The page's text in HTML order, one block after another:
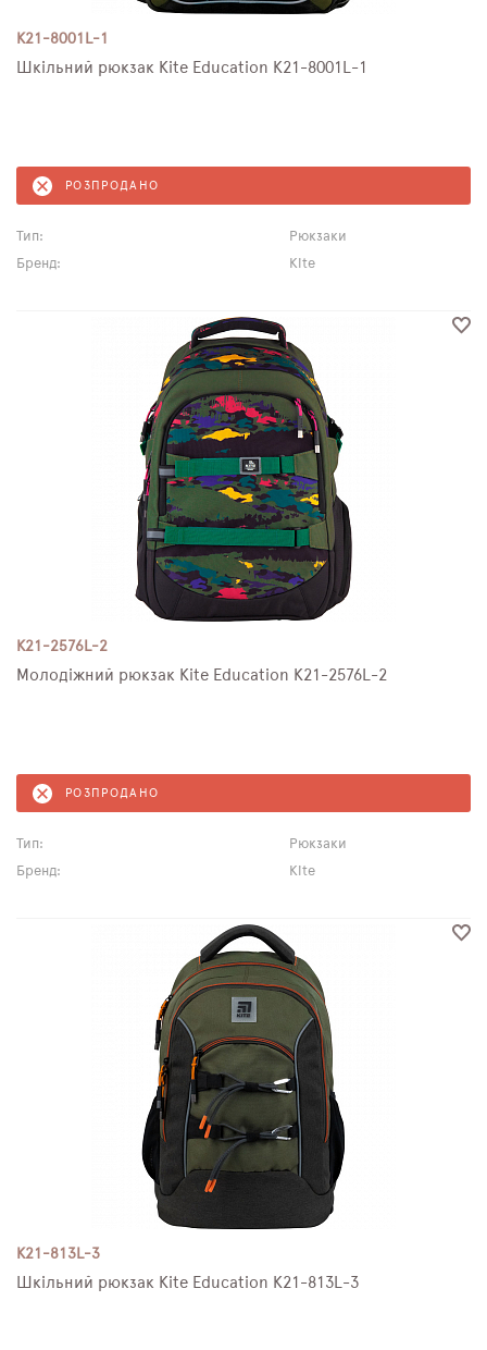
K21-8001L-1
Шкільний рюкзак Kite Education K21-8001L-1
РОЗПРОДАНО
Тип:
Рюкзаки
Бренд:
Kite
K21-2576L-2
Молодіжний рюкзак Kite Education K21-2576L-2
РОЗПРОДАНО
Тип:
Рюкзаки
Бренд:
Kite
K21-813L-3
Шкільний рюкзак Kite Education K21-813L-3